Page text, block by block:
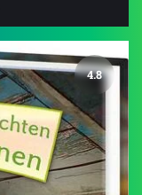
4.8